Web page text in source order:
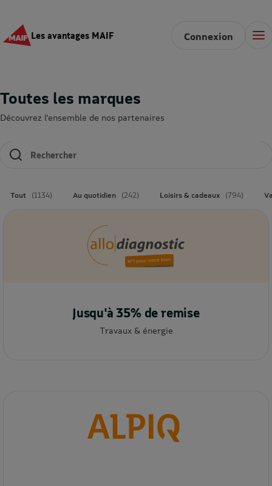
Les avantages MAIF Connexion
Toutes les marques
Découvrez l’ensemble de nos partenaires
Les résultats se mettent à jour au fur et à mesure
Tout (1134) Au quotidien (242) Loisirs & cadeaux (794)
Jusqu'à 35% de remise
Travaux & énergie